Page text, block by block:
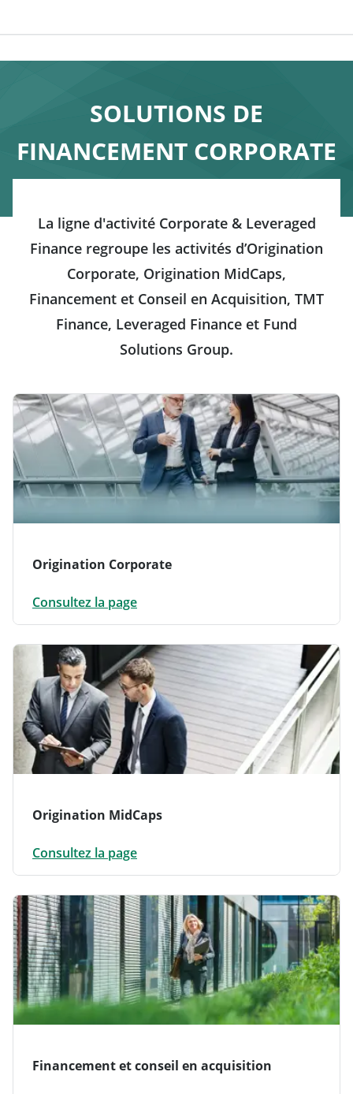
SOLUTIONS DE
FINANCEMENT CORPORATE
La ligne d'activité Corporate & Leveraged
Finance regroupe les activités d’Origination
Corporate, Origination MidCaps,
Financement et Conseil en Acquisition, TMT
Finance, Leveraged Finance et Fund
Solutions Group.
Origination Corporate
Consultez la page
Origination MidCaps
Consultez la page
Financement et conseil en acquisition